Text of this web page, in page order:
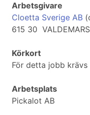
Arbetsgivare
Cloetta Sverige AB
615 30
Körkort
För detta jobb
Arbetsplats
Pickalot AB